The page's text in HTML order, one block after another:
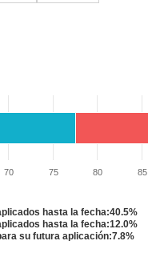
hasta la fecha:40.5%
hasta la fecha:12.0%
su futura aplicación:7.8%
70 75 80 85